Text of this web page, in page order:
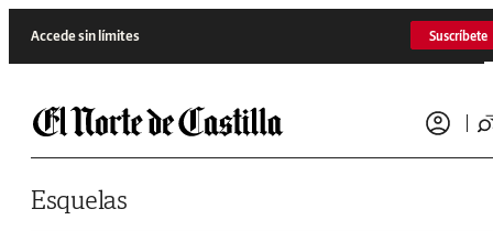
Accede sin límites Suscríbete
Esquelas